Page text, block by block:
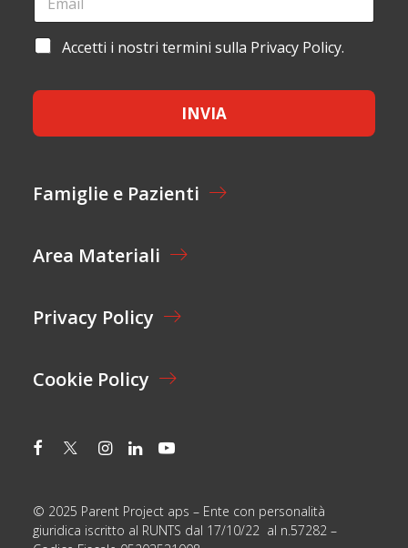
O
E
C
O
G
O
E
I
L
A
I
L
A
E
T
O
*
Accetti i nostri termini sulla Privacy Policy.
INVIA
Famiglie e Pazienti
Area Materiali
Privacy Policy
Cookie Policy
© 2025 Parent Project aps – Ente con personalità
giuridica iscritto al RUNTS dal 17/10/22 al n.57282 –